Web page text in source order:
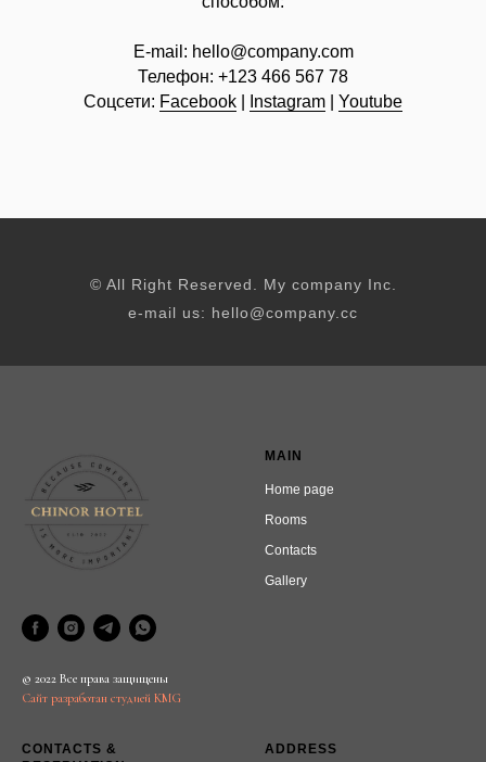
E-mail: hello@company.com
Телефон: +123 466 567 78
Соцсети: Facebook Instagram Youtube
© All Right Reserved. My company Inc.
e-mail us: hello@company.cc
© 2022 Все права защищены
Сайт разработан студией KMG
MAIN
Home page
Rooms
Contacts
Gallery
CONTACTS &
ADDRESS